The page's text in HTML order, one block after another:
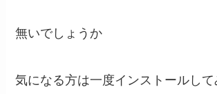
無いでしょうか
気になる方は一度インストールし